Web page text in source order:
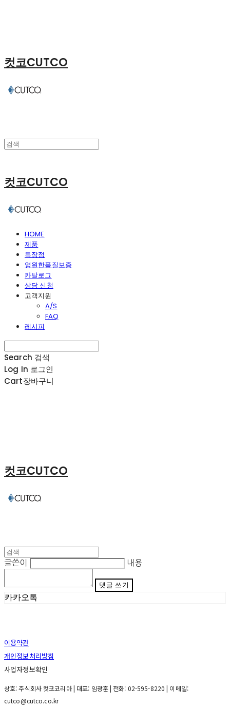
컷코CUTCO
컷코CUTCO
HOME
제품
특장점
영원한품질보증
카탈로그
상담 신청
고객지원
A/S
FAQ
레시피
Search 검색
Log In 로그인
Cart장바구니
컷코CUTCO
글쓴이 내용
댓글 쓰기
카카오톡
이용약관
개인정보처리방침
사업자정보확인
상호: 주식회사 컷코코리아 | 대표: 임광훈 | 전화: 02-595-8220 | 이메일:
cutco@cutco.co.kr